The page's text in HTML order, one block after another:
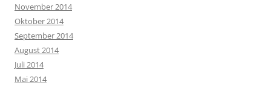
November 2014
Oktober 2014
September 2014
August 2014
Juli 2014
Mai 2014